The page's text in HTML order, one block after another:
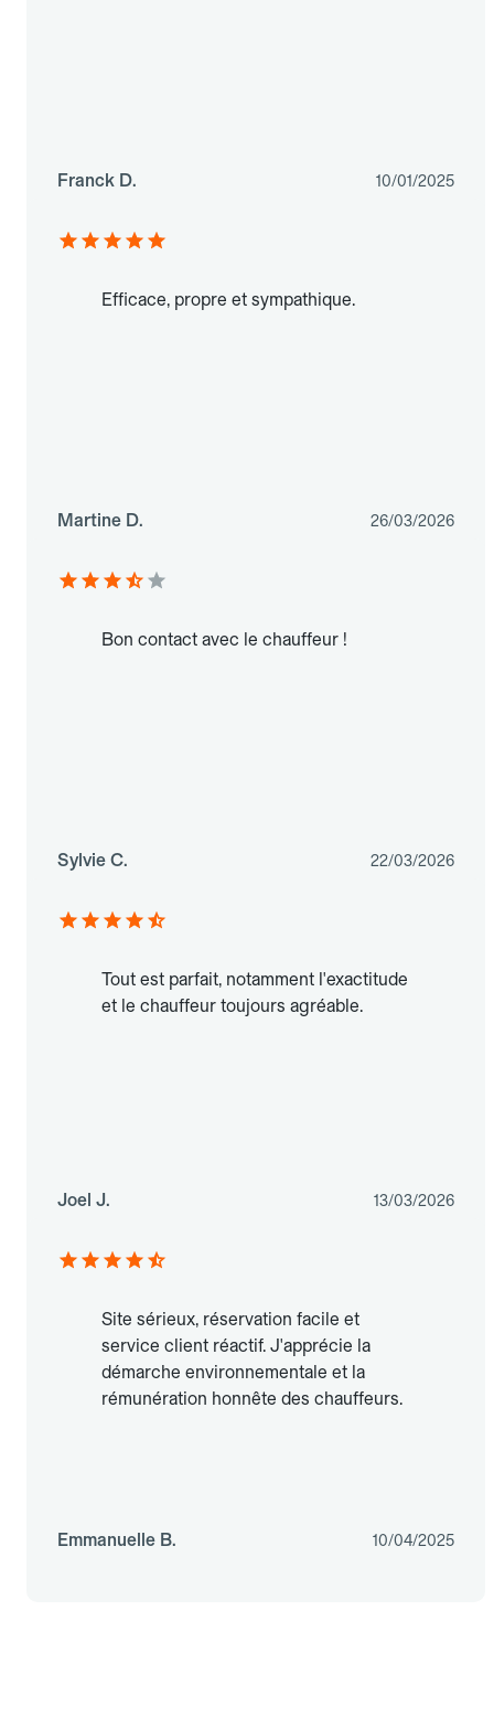
Franck D. 10/01/2025
Efficace, propre et sympathique.
Martine D. 26/03/2026
Bon contact avec le chauffeur !
Sylvie C. 22/03/2026
Tout est parfait, notamment l'exactitude
et le chauffeur toujours agréable.
Joel J. 13/03/2026
Site sérieux, réservation facile et
service client réactif. J'apprécie la
démarche environnementale et la
rémunération honnête des chauffeurs.
Emmanuelle B. 10/04/2025